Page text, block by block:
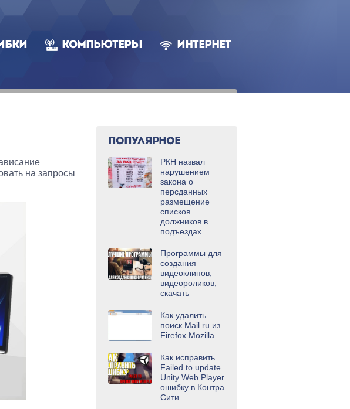
КОМПЬЮТЕРЫ ИНТЕРНЕТ
на запросы
ПОПУЛЯРНОЕ
РКН назвал
нарушением
закона о
персданных
размещение
списков
должников в
подъездах
Программы для
создания
видеоклипов,
видеороликов,
скачать
Как удалить
поиск Mail ru из
Firefox Mozilla
Как исправить
Failed to update
Unity Web Player
ошибку в Контра
Сити